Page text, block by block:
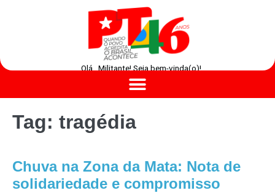
Olá , Militante! Seja bem-vinda(o)!
Tag: tragédia
Chuva na Zona da Mata: Nota de
solidariedade e compromisso